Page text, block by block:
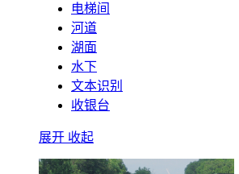
电梯间
河道
湖面
水下
文本识别
收银台
展开 收起